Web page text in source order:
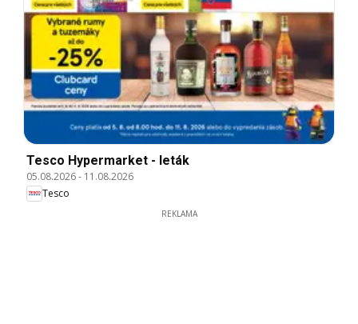
Tesco Hypermarket - leták
05.08.2026- 11.08.2026
Tesco
REKLAMA